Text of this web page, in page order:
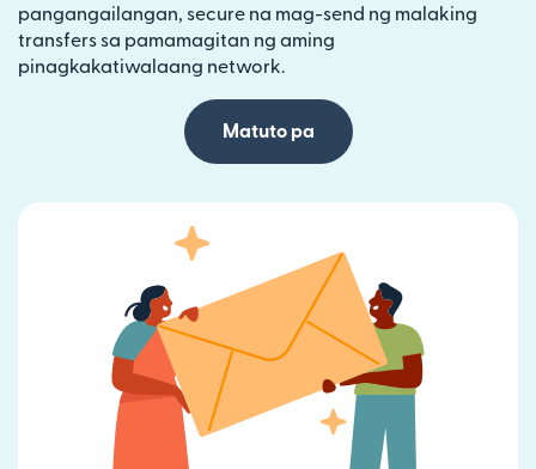
pangangailangan, secure na mag-send ng malaking
transfers sa pamamagitan ng aming
pinagkakatiwalaang network.
Matuto pa